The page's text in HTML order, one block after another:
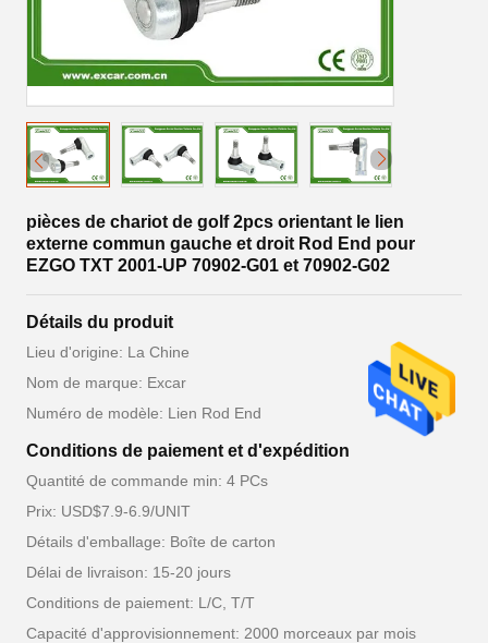
pièces de chariot de golf 2pcs orientant le lien
externe commun gauche et droit Rod End pour
EZGO TXT 2001-UP 70902-G01 et 70902-G02
Détails du produit
Lieu d'origine: La Chine
Nom de marque: Excar
Numéro de modèle: Lien Rod End
Conditions de paiement et d'expédition
Quantité de commande min: 4 PCs
Prix: USD$7.9-6.9/UNIT
Détails d'emballage: Boîte de carton
Délai de livraison: 15-20 jours
Conditions de paiement: L/C, T/T
Capacité d'approvisionnement: 2000 morceaux par mois